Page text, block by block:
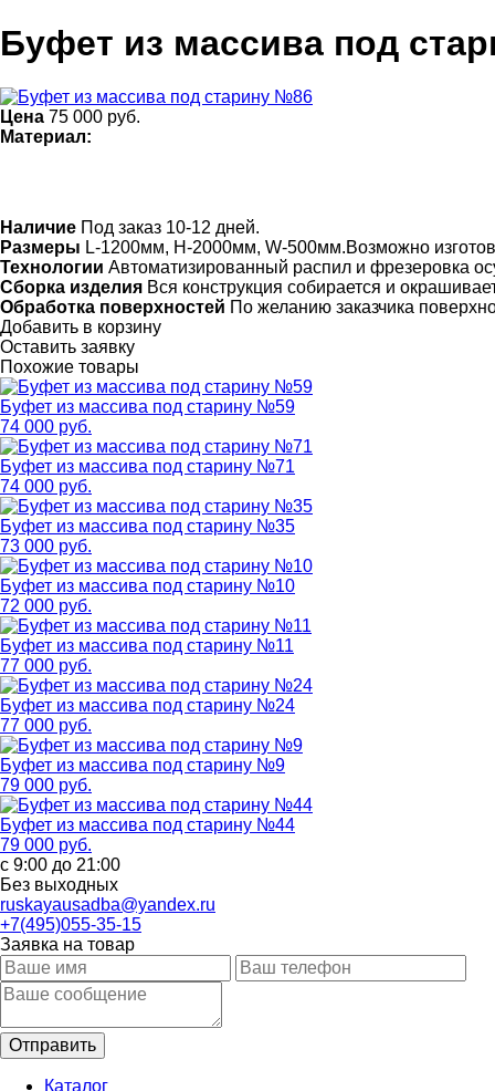
Буфет из массива под
Цена 75 000 руб.
Материал:
Наличие Под заказ 10-12 дней.
Размеры L-1200мм, H-2000мм, W-500мм.Возможно
Технологии Автоматизированный распил и фрезеровка
Сборка изделия Вся конструкция собирается и
Обработка поверхностей По желанию заказчика
Добавить в корзину
Оставить заявку
Похожие товары
Буфет из массива под старину №59
74 000 руб.
Буфет из массива под старину №71
74 000 руб.
Буфет из массива под старину №35
73 000 руб.
Буфет из массива под старину №10
72 000 руб.
Буфет из массива под старину №11
77 000 руб.
Буфет из массива под старину №24
77 000 руб.
Буфет из массива под старину №9
79 000 руб.
Буфет из массива под старину №44
79 000 руб.
с 9:00 до 21:00
Без выходных
ruskayausadba@yandex.ru
+7(495)055-35-15
Заявка на товар
Каталог